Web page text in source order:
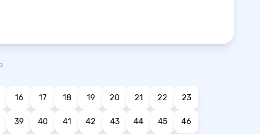
16 17 18 19 20 21 22 23
39 40 41 42 43 44 45 46